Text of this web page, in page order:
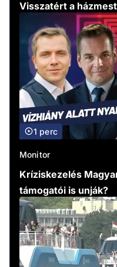
Visszatért a
1 perc
Monitor
Kríziskezelés
támogatói is unják?